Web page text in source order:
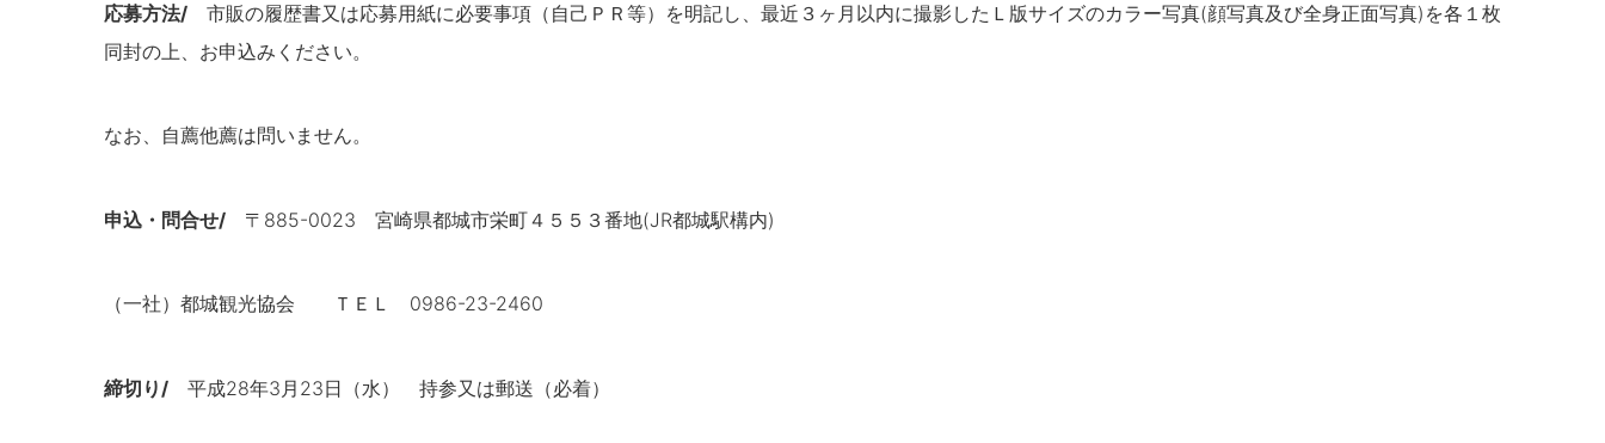
応募方法/ 市販の履歴書又は応募用紙に必要事項（自己ＰＲ等）を明記し、最近３ヶ月以内に撮影したＬ版サイズのカラー写真(顔写真及び全身正面写真)を各１枚
同封の上、お申込みください。
なお、自薦他薦は問いません。
申込・問合せ/ 〒885-0023 宮崎県都城市栄町４５５３番地(JR都城駅構内)
（一社）都城観光協会 ＴＥＬ 0986-23-2460
締切り/ 平成28年3月23日（水） 持参又は郵送（必着）